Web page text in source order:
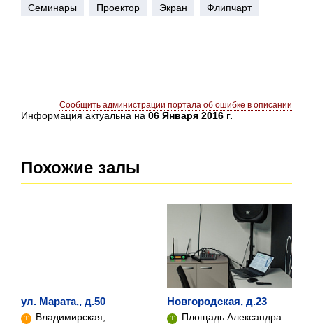
Семинары Проектор Экран Флипчарт
Сообщить администрации портала об ошибке в описании
Информация актуальна на 06 Января 2016 г.
Похожие залы
ул. Марата,, д.50
Владимирская,
Новгородская, д.23
Площадь Александра